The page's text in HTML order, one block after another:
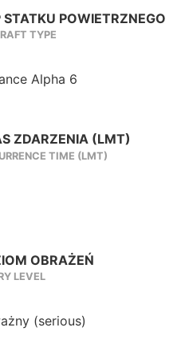
STATKU POWIETRZNEGO
TYPE
Alpha 6
ZDARZENIA (LMT)
TIME (LMT)
OBRAŻEŃ
LEVEL
(serious)